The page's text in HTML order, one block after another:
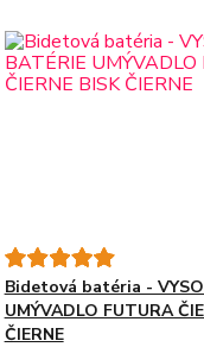
Bidetová batéria -
UMÝVADLO FUTURA
ČIERNE